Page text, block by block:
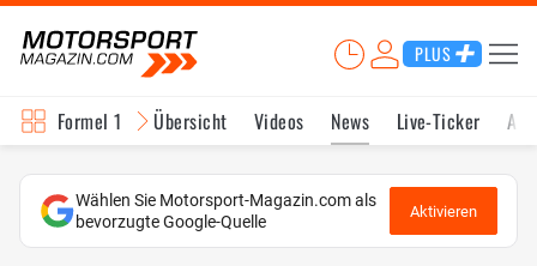
PLUS
Formel 1 Übersicht Videos News Live-Ticker
Wählen Sie Motorsport-Magazin.com als
bevorzugte Google-Quelle
Aktivieren